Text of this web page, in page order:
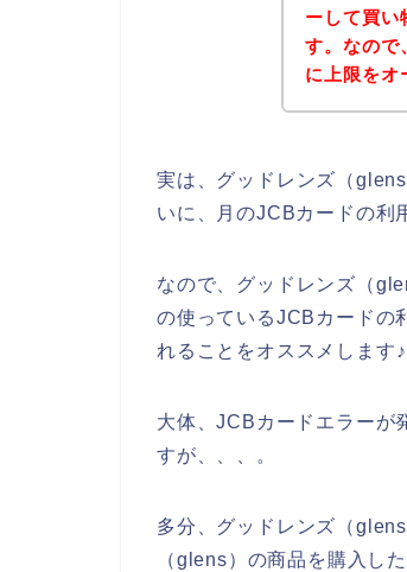
ーして買い
す。なので
に上限をオ
実は、グッドレンズ（
いに、月のJCBカードの利
なので、グッドレンズ（
の使っているJCBカードの
れることをオススメします♪
大体、JCBカードエラーが
すが、、、。
多分、グッドレンズ（
（glens）の商品を購入し